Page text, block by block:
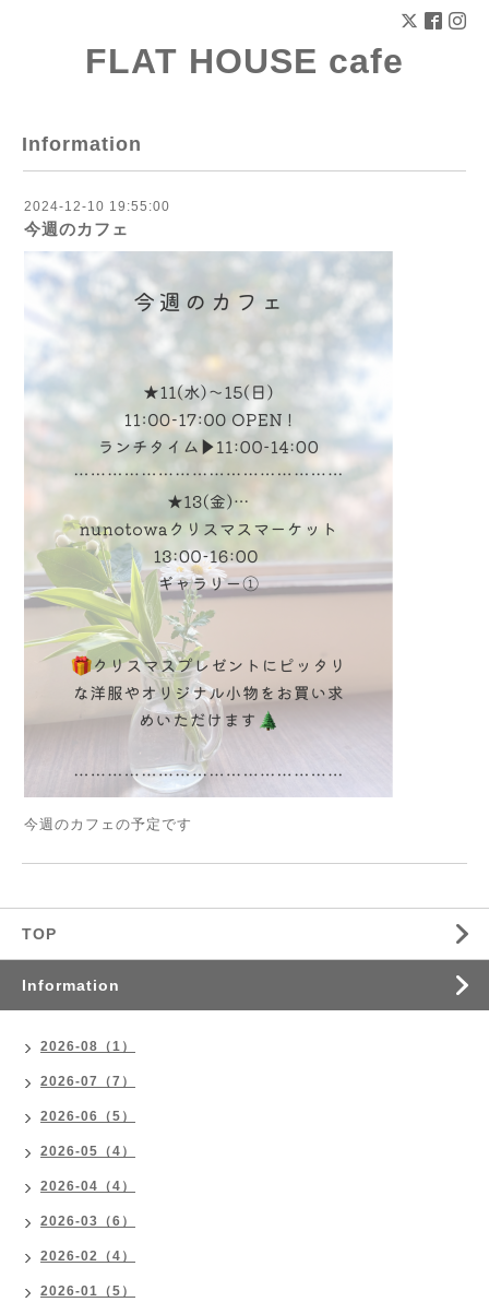
FLAT HOUSE cafe
Information
2024-12-10 19:55:00
今週のカフェ
今週のカフェの予定です
TOP
Information
2026-08（1）
2026-07（7）
2026-06（5）
2026-05（4）
2026-04（4）
2026-03（6）
2026-02（4）
2026-01（5）